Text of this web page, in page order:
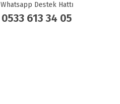
Whatsapp Destek Hattı
0533 613 34 05